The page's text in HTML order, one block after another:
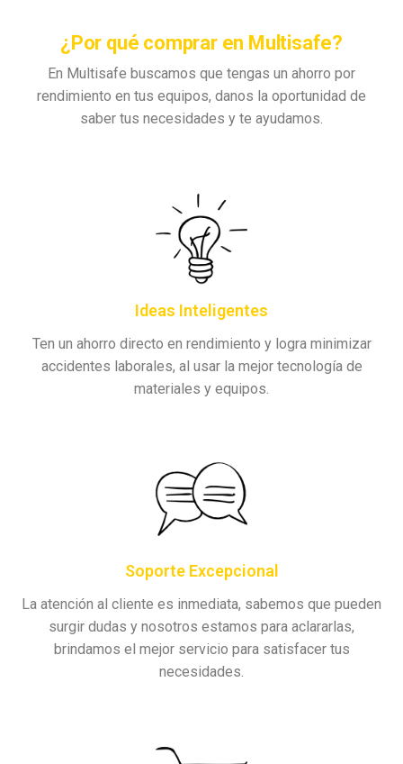
¿Por qué comprar en Multisafe?
En Multisafe buscamos que tengas un ahorro por
rendimiento en tus equipos, danos la oportunidad de
saber tus necesidades y te ayudamos.
Ideas Inteligentes
Ten un ahorro directo en rendimiento y logra minimizar
accidentes laborales, al usar la mejor tecnología de
materiales y equipos.
Soporte Excepcional
La atención al cliente es inmediata, sabemos que pueden
surgir dudas y nosotros estamos para aclararlas,
brindamos el mejor servicio para satisfacer tus
necesidades.